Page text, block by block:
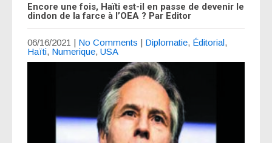
Encore une fois, Haïti est-il en passe de devenir le
dindon de la farce à l’OEA ? Par Editor
06/16/2021 | No Comments | Diplomatie, Éditorial,
Haïti, Numerique, USA